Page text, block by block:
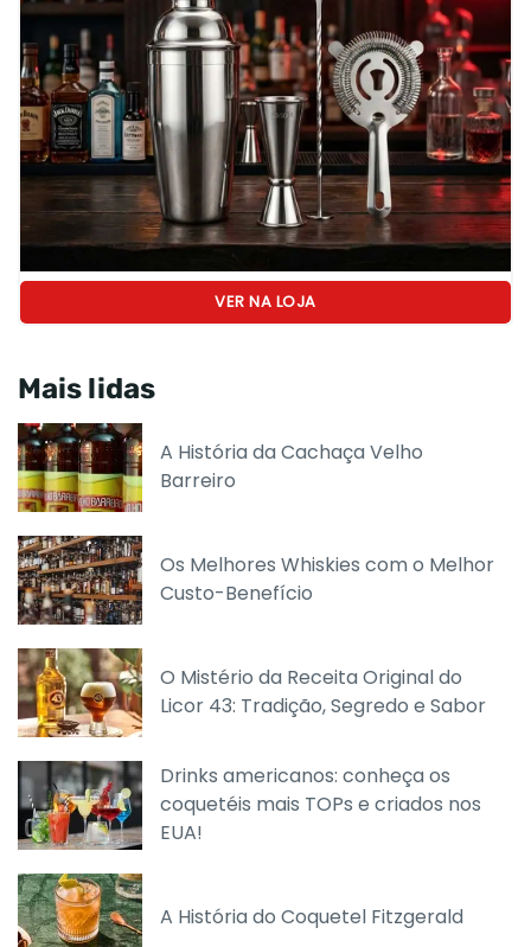
VER NA LOJA
Mais lidas
A História da Cachaça Velho
Barreiro
Os Melhores Whiskies com o Melhor
Custo-Benefício
O Mistério da Receita Original do
Licor 43: Tradição, Segredo e Sabor
Drinks americanos: conheça os
coquetéis mais TOPs e criados nos
EUA!
A História do Coquetel Fitzgerald